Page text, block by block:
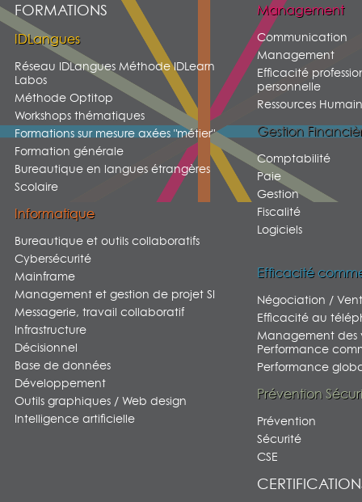
FORMATIONS
IDLangues
Réseau IDLangues Méthode IDLearn
Labos
Méthode Optitop
Workshops thématiques
Formations sur mesure axées "métier"
Formation générale
Bureautique en langues étrangères
Scolaire
Informatique
Bureautique et outils collaboratifs
Cybersécurité
Mainframe
Management et gestion de projet SI
Messagerie, travail collaboratif
Infrastructure
Décisionnel
Base de données
Développement
Outils graphiques / Web design
Intelligence artificielle
Management
Communication
Management
Efficacité
personnelle
Ressources
Gestion
Comptabilité
Paie
Gestion
Fiscalité
Logiciels
Efficacité
Négociation /
Efficacité au
Management des
Performance
Performance
Prévention
Prévention
Sécurité
CSE